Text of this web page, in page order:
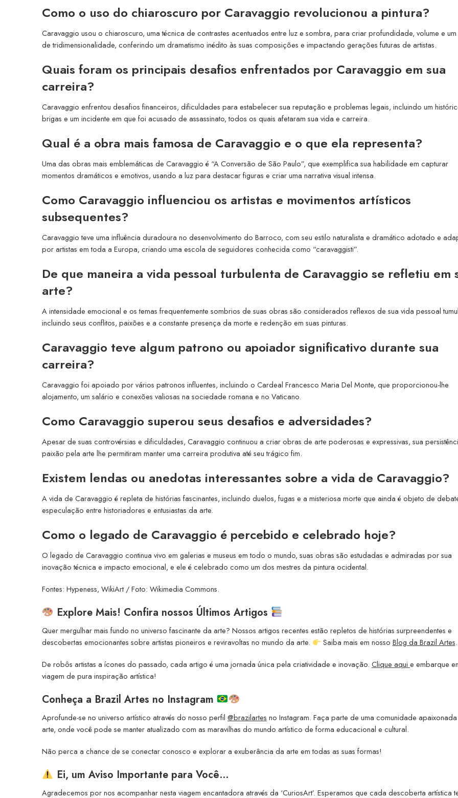
Como o uso do chiaroscuro por Caravaggio revolucionou a pintura?
Caravaggio usou o chiaroscuro, uma técnica de contrastes acentuados entre luz e sombra, para criar profundidade, volume e um
de tridimensionalidade, conferindo um dramatismo inédito às suas composições e impactando gerações futuras de artistas.
Quais foram os principais desafios enfrentados por Caravaggio em sua
carreira?
Caravaggio enfrentou desafios financeiros, dificuldades para estabelecer sua reputação e problemas legais, incluindo um
brigas e um incidente em que foi acusado de assassinato, todos os quais afetaram sua vida e carreira.
Qual é a obra mais famosa de Caravaggio e o que ela representa?
Uma das obras mais emblemáticas de Caravaggio é “A Conversão de São Paulo”, que exemplifica sua habilidade em capturar
momentos dramáticos e emotivos, usando a luz para destacar figuras e criar uma narrativa visual intensa.
Como Caravaggio influenciou os artistas e movimentos artísticos
subsequentes?
Caravaggio teve uma influência duradoura no desenvolvimento do Barroco, com seu estilo naturalista e dramático adotado e
por artistas em toda a Europa, criando uma escola de seguidores conhecida como “caravaggisti”.
De que maneira a vida pessoal turbulenta de Caravaggio se refletiu em
arte?
A intensidade emocional e os temas frequentemente sombrios de suas obras são considerados reflexos de sua vida pessoal
incluindo seus conflitos, paixões e a constante presença da morte e redenção em suas pinturas.
Caravaggio teve algum patrono ou apoiador significativo durante sua
carreira?
Caravaggio foi apoiado por vários patronos influentes, incluindo o Cardeal Francesco Maria Del Monte, que proporcionou-lhe
alojamento, um salário e conexões valiosas na sociedade romana e no Vaticano.
Como Caravaggio superou seus desafios e adversidades?
Apesar de suas controvérsias e dificuldades, Caravaggio continuou a criar obras de arte poderosas e expressivas, sua
paixão pela arte lhe permitiram manter uma carreira produtiva até seu trágico fim.
Existem lendas ou anedotas interessantes sobre a vida de Caravaggio?
A vida de Caravaggio é repleta de histórias fascinantes, incluindo duelos, fugas e a misteriosa morte que ainda é objeto de
especulação entre historiadores e entusiastas da arte.
Como o legado de Caravaggio é percebido e celebrado hoje?
O legado de Caravaggio continua vivo em galerias e museus em todo o mundo, suas obras são estudadas e admiradas por sua
inovação técnica e impacto emocional, e ele é celebrado como um dos mestres da pintura ocidental.
Fontes: Hypeness, WikiArt / Foto: Wikimedia Commons.
Explore Mais! Confira nossos Últimos Artigos
Quer mergulhar mais fundo no universo fascinante da arte? Nossos artigos recentes estão repletos de histórias surpreendentes e
descobertas emocionantes sobre artistas pioneiros e reviravoltas no mundo da arte.
Saiba mais em nosso Blog da Brazil Artes.
De robôs artistas a ícones do passado, cada artigo é uma jornada única pela criatividade e inovação. Clique aqui e embarque
viagem de pura inspiração artística!
Conheça a Brazil Artes no Instagram
Aprofunde-se no universo artístico através do nosso perfil @brazilartes no Instagram. Faça parte de uma comunidade
arte, onde você pode se manter atualizado com as maravilhas do mundo artístico de forma educacional e cultural.
Não perca a chance de se conectar conosco e explorar a exuberância da arte em todas as suas formas!
Ei, um Aviso Importante para Você…
Agradecemos por nos acompanhar nesta viagem encantadora através da ‘CuriosArt’. Esperamos que cada descoberta artística